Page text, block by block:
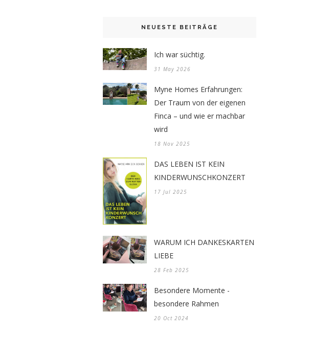
NEUESTE BEITRÄGE
Ich war süchtig.
31 May 2026
Myne Homes Erfahrungen:
Der Traum von der eigenen
Finca – und wie er machbar
wird
18 Nov 2025
DAS LEBEN IST KEIN
KINDERWUNSCHKONZERT
17 Jul 2025
WARUM ICH DANKESKARTEN
LIEBE
28 Feb 2025
Besondere Momente -
besondere Rahmen
20 Oct 2024